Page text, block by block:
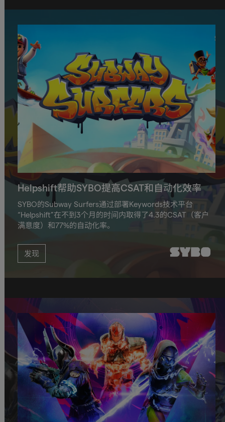
Helpshift帮助SYBO提高CSAT和自动化效率
SYBO的Subway Surfers通过部署Keywords技术平台
“Helpshift”在不到3个月的时间内取得了4.3的CSAT（客户
满意度）和77%的自动化率。
发现